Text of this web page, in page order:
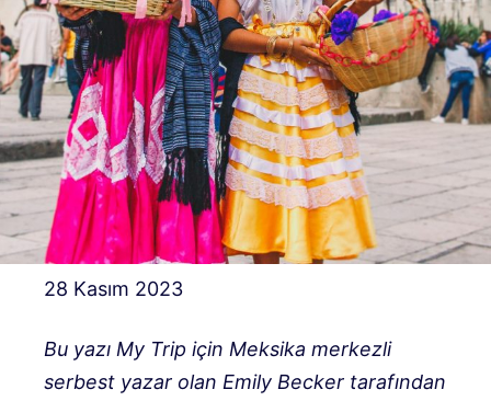
28 Kasım 2023
Bu yazı My Trip için Meksika merkezli
serbest yazar olan Emily Becker tarafından